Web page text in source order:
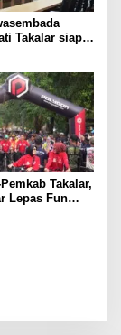
Takalar siap
Alsintan
Takalar,
Lepas Fun